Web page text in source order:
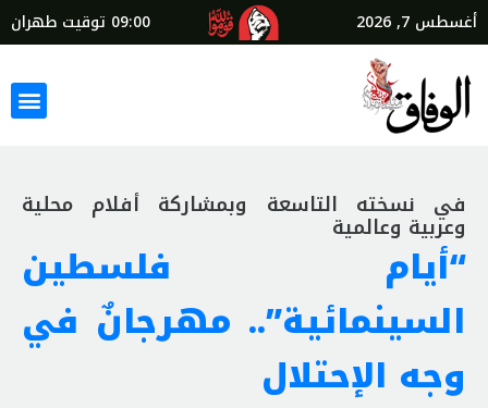
أغسطس 7, 2026 09:00 توقيت طهران
في نسخته التاسعة وبمشاركة أفلام محلية
وعربية وعالمية
“أيام فلسطين
السينمائية”.. مهرجانٌ في
وجه الإحتلال